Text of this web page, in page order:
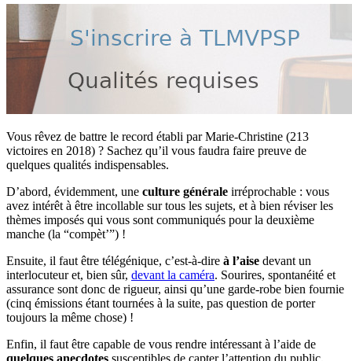
Vous rêvez de battre le record établi par Marie-Christine (213
victoires en 2018) ? Sachez qu’il vous faudra faire preuve de
quelques qualités indispensables.
D’abord, évidemment, une culture générale irréprochable : vous
avez intérêt à être incollable sur tous les sujets, et à bien réviser les
thèmes imposés qui vous sont communiqués pour la deuxième
manche (la “compèt’”) !
Ensuite, il faut être télégénique, c’est-à-dire à l’aise devant un
interlocuteur et, bien sûr, devant la caméra. Sourires, spontanéité et
assurance sont donc de rigueur, ainsi qu’une garde-robe bien fournie
(cinq émissions étant tournées à la suite, pas question de porter
toujours la même chose) !
Enfin, il faut être capable de vous rendre intéressant à l’aide de